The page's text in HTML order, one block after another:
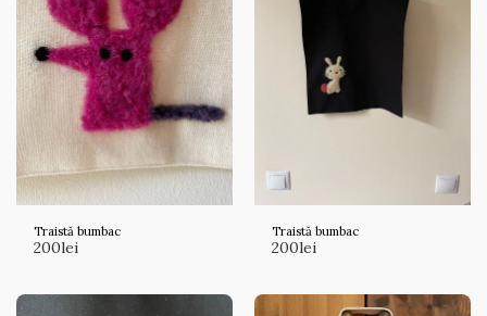
Traistă bumbac
200lei
Traistă bumbac
200lei